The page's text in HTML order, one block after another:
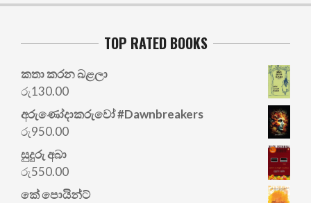
TOP RATED BOOKS
කතා කරන බළලා
රු130.00
අරු‍ණෝදාකරුවෝ #Dawnbreakers
රු950.00
සුදුරු අබා
රු550.00
කේ පොයින්ට්